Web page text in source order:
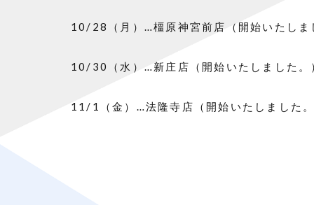
10/28（月）…橿原神宮前店（開始いたしま
10/30（水）…新庄店（開始いたしました。
11/1（金）…法隆寺店（開始いたしました。